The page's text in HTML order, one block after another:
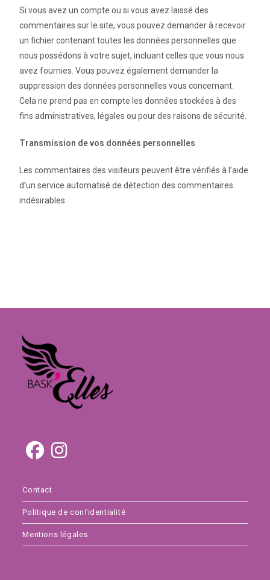
Si vous avez un compte ou si vous avez laissé des
commentaires sur le site, vous pouvez demander à recevoir
un fichier contenant toutes les données personnelles que
nous possédons à votre sujet, incluant celles que vous nous
avez fournies. Vous pouvez également demander la
suppression des données personnelles vous concernant.
Cela ne prend pas en compte les données stockées à des
fins administratives, légales ou pour des raisons de sécurité.
Transmission de vos données personnelles
Les commentaires des visiteurs peuvent être vérifiés à l’aide
d’un service automatisé de détection des commentaires
indésirables.
Contact
Politique de confidentialité
Mentions légales